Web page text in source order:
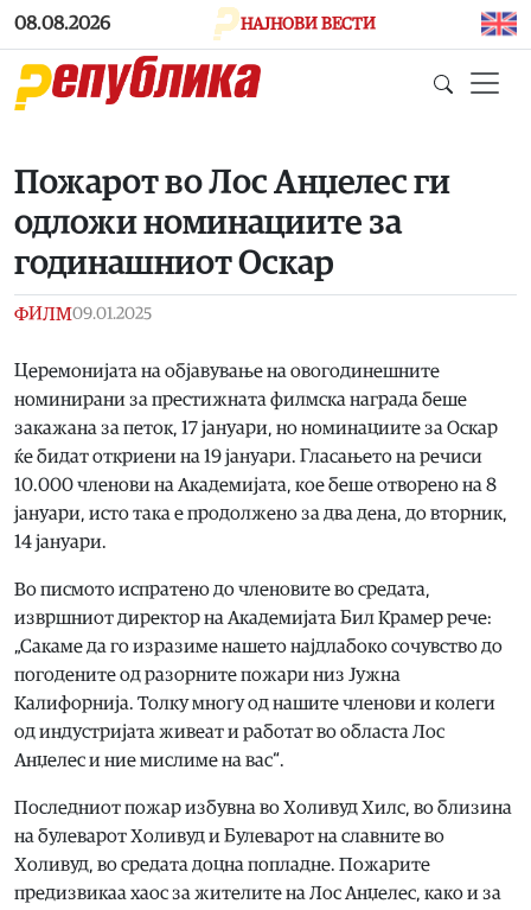
Skip to main content
08.08.2026 НАЈНОВИ ВЕСТИ
Пожарот во Лос Анџелес ги
одложи номинациите за
годинашниот Оскар
ФИЛМ09.01.2025
Церемонијата на објавување на овогодинешните
номинирани за престижната филмска награда беше
закажана за петок, 17 јануари, но номинациите за Оскар
ќе бидат откриени на 19 јануари. Гласањето на речиси
10.000 членови на Академијата, кое беше отворено на 8
јануари, исто така е продолжено за два дена, до вторник,
14 јануари.
Во писмото испратено до членовите во средата,
извршниот директор на Академијата Бил Крамер рече:
„Сакаме да го изразиме нашето најдлабоко сочувство до
погодените од разорните пожари низ Јужна
Калифорнија. Толку многу од нашите членови и колеги
од индустријата живеат и работат во областа Лос
Анџелес и ние мислиме на вас“.
Последниот пожар избувна во Холивуд Хилс, во близина
на булеварот Холивуд и Булеварот на славните во
Холивуд, во средата доцна попладне. Пожарите
предизвикаа хаос за жителите на Лос Анџелес, како и за